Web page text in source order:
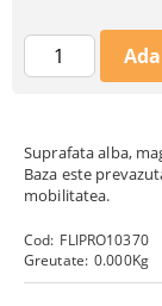
Suprafata alba,
Baza este
mobilitatea.
Cod: FLIPRO10370
Greutate: 0.000Kg